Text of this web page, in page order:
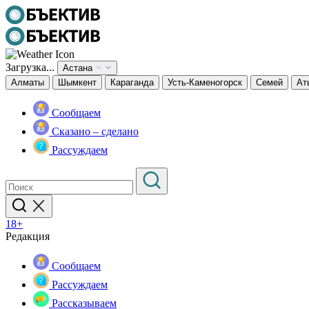
Загрузка...
Астана
Алматы
Шымкент Караганда Усть-Каменогорск Семей
Сообщаем
Сказано – сделано
Рассуждаем
18+
Редакция
Сообщаем
Рассуждаем
Рассказываем